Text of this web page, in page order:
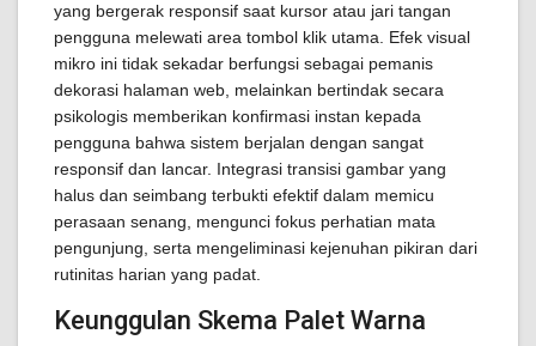
yang bergerak responsif saat kursor atau jari tangan
pengguna melewati area tombol klik utama. Efek visual
mikro ini tidak sekadar berfungsi sebagai pemanis
dekorasi halaman web, melainkan bertindak secara
psikologis memberikan konfirmasi instan kepada
pengguna bahwa sistem berjalan dengan sangat
responsif dan lancar. Integrasi transisi gambar yang
halus dan seimbang terbukti efektif dalam memicu
perasaan senang, mengunci fokus perhatian mata
pengunjung, serta mengeliminasi kejenuhan pikiran dari
rutinitas harian yang padat.
Keunggulan Skema Palet Warna